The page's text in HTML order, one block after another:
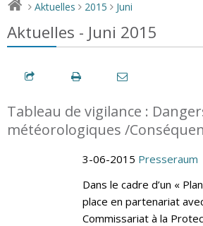
> Aktuelles > 2015 > Juni
Aktuelles - Juni 2015
Tableau de vigilance :
météorologiques /
3-06-2015 Presseraum
Dans le cadre d’un «
place en partenariat
Commissariat à la